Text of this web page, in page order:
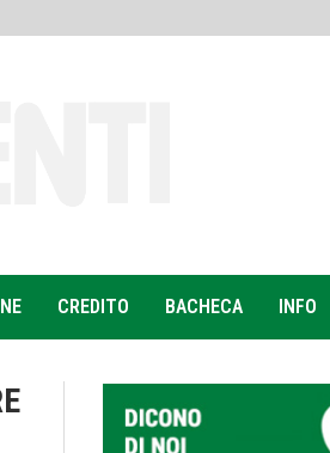
CREDITO BACHECA INFO